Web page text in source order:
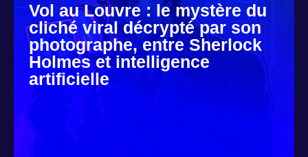
Vol au Louvre : le mystère du
cliché viral décrypté par son
photographe, entre Sherlock
Holmes et intelligence
artificielle